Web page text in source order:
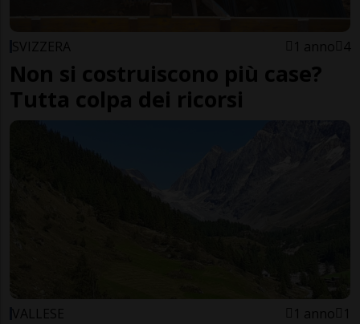
SVIZZERA 1 anno 4
Non si costruiscono più case?
Tutta colpa dei ricorsi
VALLESE 1 anno 1